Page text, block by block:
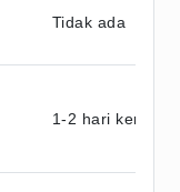
Tidak ada
1-2 hari kerja